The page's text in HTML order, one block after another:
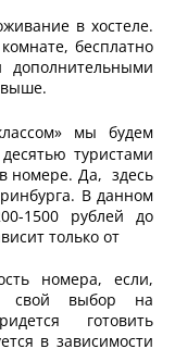
в хостеле.
бесплатно
дополнительными
выше.
мы будем
туристами
номере. Да, здесь
В данном
1500 рублей до
только от
номера, если,
свой выбор на
готовить
в зависимости